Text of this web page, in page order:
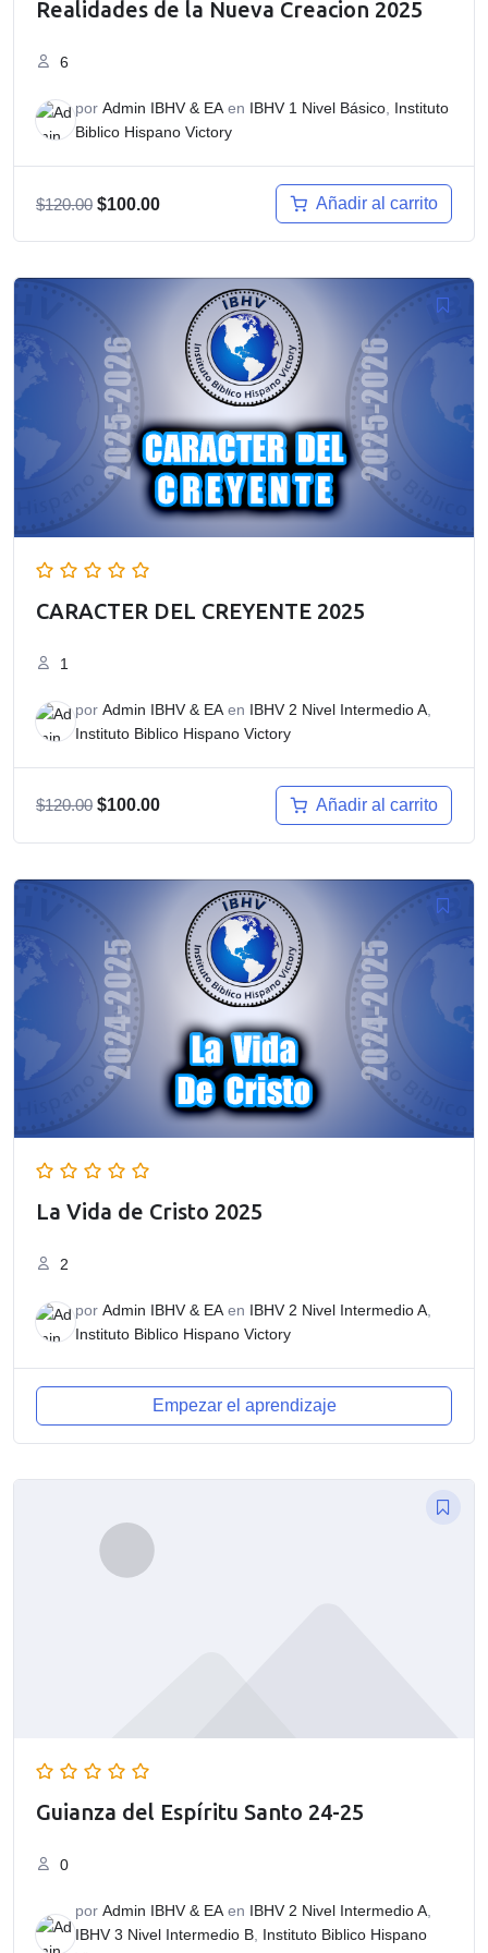
Realidades de la Nueva Creacion 2025
6
por Admin IBHV & EAen IBHV 1 Nivel Básico, Instituto
Biblico Hispano Victory
$120.00 El
era:
$100.00El
es:
$100.00.
Añadir al carrito
CARACTER DEL CREYENTE 2025
1
por Admin IBHV & EA en IBHV 2 Nivel Intermedio A
Instituto Biblico Hispano Victory
$120.00 El
era:
$100.00El
es:
$100.00.
Añadir al carrito
La Vida de Cristo 2025
2
por Admin IBHV & EA en IBHV 2 Nivel Intermedio A
Instituto Biblico Hispano Victory
Empezar el aprendizaje
Guianza del Espíritu Santo 24-25
0
por Admin IBHV & EAen IBHV 2 Nivel Intermedio A,
IBHV 3 Nivel Intermedio B, Instituto Biblico Hispano